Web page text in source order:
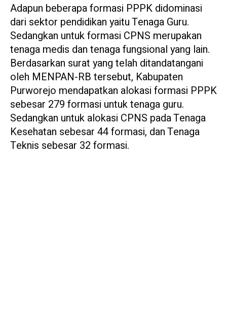
Adapun beberapa formasi PPPK didominasi
dari sektor pendidikan yaitu Tenaga Guru.
Sedangkan untuk formasi CPNS merupakan
tenaga medis dan tenaga fungsional yang lain.
Berdasarkan surat yang telah ditandatangani
oleh MENPAN-RB tersebut, Kabupaten
Purworejo mendapatkan alokasi formasi PPPK
sebesar 279 formasi untuk tenaga guru.
Sedangkan untuk alokasi CPNS pada Tenaga
Kesehatan sebesar 44 formasi, dan Tenaga
Teknis sebesar 32 formasi.